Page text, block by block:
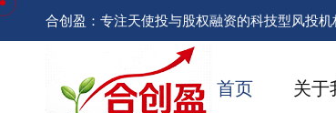
合创盈：专注天使投与股权融资的科技型风投
首页 关于